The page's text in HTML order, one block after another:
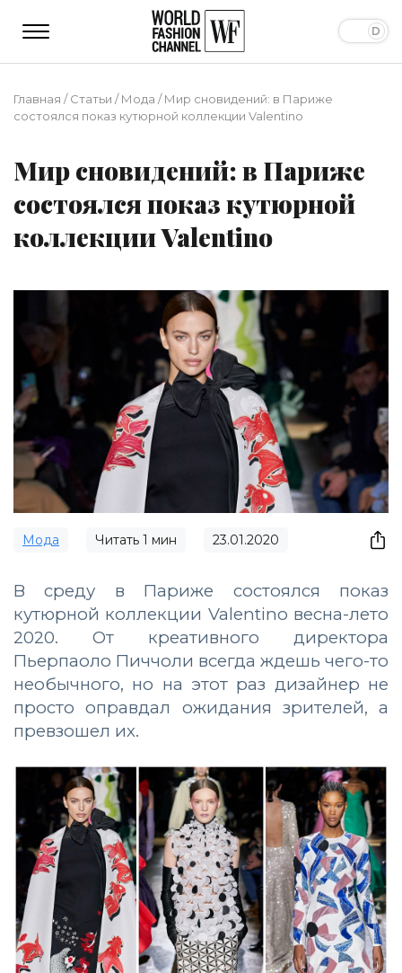
Главная /Статьи /Мода /Мир сновидений: в Париже
состоялся показ кутюрной коллекции Valentino
Мир сновидений: в Париже
состоялся показ кутюрной
коллекции Valentino
Мода Читать 1 мин 23.01.2020
В среду в Париже состоялся показ
кутюрной коллекции Valentino весна-лето
2020. От креативного директора
Пьерпаоло Пиччоли всегда ждешь чего-то
необычного, но на этот раз дизайнер не
просто оправдал ожидания зрителей, а
превзошел их.